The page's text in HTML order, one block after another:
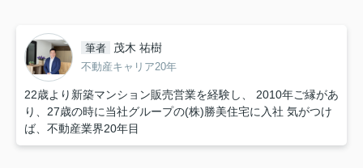
筆者 茂木 祐樹
不動産キャリア20年
22歳より新築マンション販売営業を経験し、 2010年ご縁があ
り、27歳の時に当社グループの(株)勝美住宅に入社 気がつけ
ば、不動産業界20年目